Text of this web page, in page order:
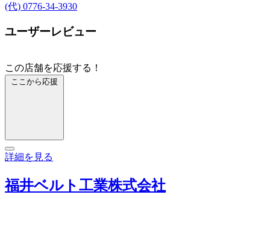
(代) 0776-34-3930
ユーザーレビュー
この店舗を応援する！
ここから応援
詳細を見る
福井ベルト工業株式会社